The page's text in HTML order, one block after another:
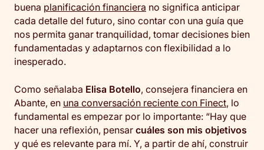
buena planificación financiera no significa anticipar
cada detalle del futuro, sino contar con una guía que
nos permita ganar tranquilidad, tomar decisiones bien
fundamentadas y adaptarnos con flexibilidad a lo
inesperado.
Como señalaba Elisa Botello, consejera financiera en
Abante, en una conversación reciente con Finect, lo
fundamental es empezar por lo importante: “Hay que
hacer una reflexión, pensar cuáles son mis objetivos
y qué es relevante para mí. Y, a partir de ahí, construir